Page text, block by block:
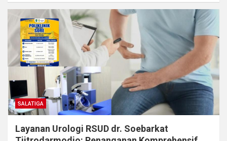
SALATIGA
Layanan Urologi RSUD dr. Soebarkat